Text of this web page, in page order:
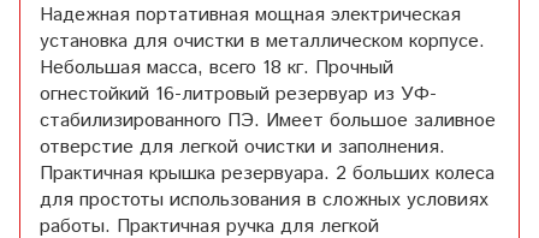
Надежная портативная мощная электрическая
установка для очистки в металлическом корпусе.
Небольшая масса, всего 18 кг. Прочный
огнестойкий 16-литровый резервуар из УФ-
стабилизированного ПЭ. Имеет большое заливное
отверстие для легкой очистки и заполнения.
Практичная крышка резервуара. 2 больших колеса
для простоты использования в сложных условиях
работы. Практичная ручка для легкой